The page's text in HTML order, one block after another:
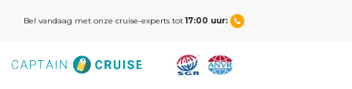
Bel vandaag met onze cruise-experts tot17:00 uur: